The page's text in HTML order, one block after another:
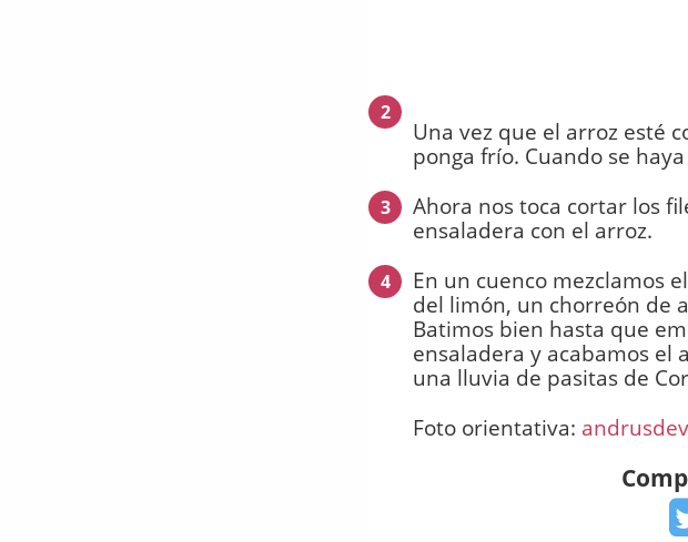
2
Una vez que el arroz esté
ponga frío. Cuando se
3
Ahora nos toca cortar los
ensaladera con el arroz.
4
En un cuenco mezclamos
del limón, un chorreón de
Batimos bien hasta que
ensaladera y acabamos el
una lluvia de pasitas de
Foto orientativa: